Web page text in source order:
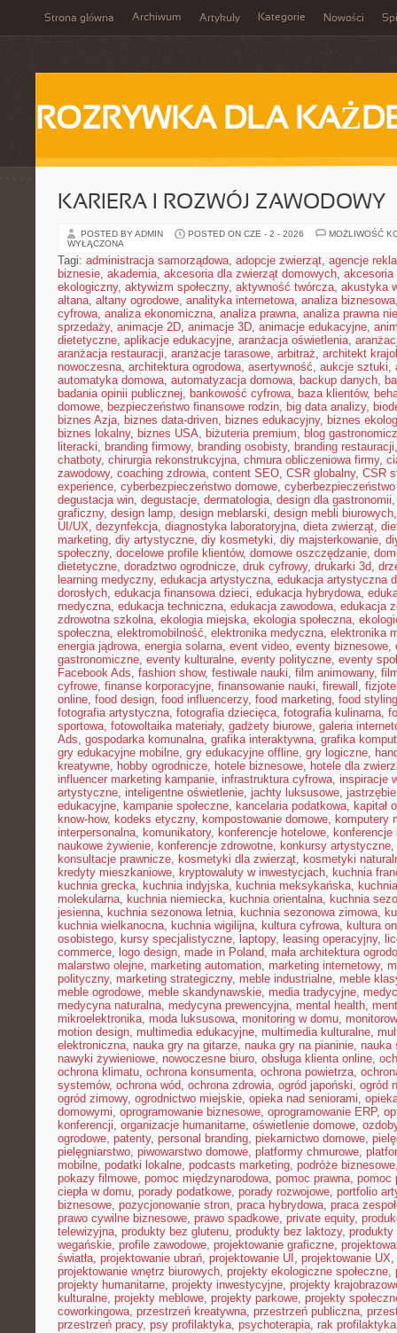
Strona główna Archiwum Artykuły Kategorie Nowości
ROZRYWKA DLA
KARIERA I ROZWÓJ ZAWODOWY
POSTED BY ADMIN POSTED ON CZE - 2 - 2026
MOŻLIWOŚĆ
WYŁĄCZONA
Tagi: administracja samorządowa, adopcje zwierząt, agencje
biznesie, akademia, akcesoria dla zwierząt domowych, akcesoria
ekologiczny, aktywizm społeczny, aktywność twórcza, akustyka
altana, altany ogrodowe, analityka internetowa, analiza biznesowa
cyfrowa, analiza ekonomiczna, analiza prawna, analiza prawna
sprzedaży, animacje 2D, animacje 3D, animacje edukacyjne,
dietetyczne, aplikacje edukacyjne, aranżacja oświetlenia,
aranżacja restauracji, aranżacje tarasowe, arbitraż, architekt
nowoczesna, architektura ogrodowa, asertywność, aukcje sztuki,
automatyka domowa, automatyzacja domowa, backup danych,
badania opinii publicznej, bankowość cyfrowa, baza klientów,
domowe, bezpieczeństwo finansowe rodzin, big data analizy,
biznes Azja, biznes data-driven, biznes edukacyjny, biznes
biznes lokalny, biznes USA, biżuteria premium, blog
literacki, branding firmowy, branding osobisty, branding restauracji
chatboty, chirurgia rekonstrukcyjna, chmura obliczeniowa firmy,
zawodowy, coaching zdrowia, content SEO, CSR globalny, CSR
experience, cyberbezpieczeństwo domowe,
degustacja win, degustacje, dermatologia, design dla gastronomii
graficzny, design lamp, design meblarski, design mebli biurowych
UI/UX, dezynfekcja, diagnostyka laboratoryjna, dieta zwierząt,
marketing, diy artystyczne, diy kosmetyki, diy majsterkowanie,
społeczny, docelowe profile klientów, domowe oszczędzanie,
dietetyczne, doradztwo ogrodnicze, druk cyfrowy, drukarki 3d,
learning medyczny, edukacja artystyczna, edukacja artystyczna
dorosłych, edukacja finansowa dzieci, edukacja hybrydowa,
medyczna, edukacja techniczna, edukacja zawodowa, edukacja
zdrowotna szkolna, ekologia miejska, ekologia społeczna,
społeczna, elektromobilność, elektronika medyczna, elektronika
energia jądrowa, energia solarna, event video, eventy biznesowe,
gastronomiczne, eventy kulturalne, eventy polityczne, eventy
Facebook Ads, fashion show, festiwale nauki, film animowany,
cyfrowe, finanse korporacyjne, finansowanie nauki, firewall ,
online, food design, food influencerzy, food marketing, food styling
fotografia artystyczna, fotografia dziecięca, fotografia kulinarna,
sportowa, fotowoltaika materiały, gadżety biurowe, galeria
Ads, gospodarka komunalna, grafika interaktywna, grafika
gry edukacyjne mobilne, gry edukacyjne offline, gry logiczne,
kreatywne, hobby ogrodnicze, hotele biznesowe, hotele dla
influencer marketing kampanie, infrastruktura cyfrowa, inspiracje
artystyczne, inteligentne oświetlenie, jachty luksusowe,
edukacyjne, kampanie społeczne, kancelaria podatkowa, kapitał
know-how, kodeks etyczny, kompostowanie domowe, komputery
interpersonalna, komunikatory, konferencje hotelowe, konferencje
naukowe żywienie, konferencje zdrowotne, konkursy artystyczne,
konsultacje prawnicze, kosmetyki dla zwierząt, kosmetyki
kredyty mieszkaniowe, kryptowaluty w inwestycjach, kuchnia
kuchnia grecka, kuchnia indyjska, kuchnia meksykańska,
molekularna, kuchnia niemiecka, kuchnia orientalna, kuchnia
jesienna, kuchnia sezonowa letnia, kuchnia sezonowa zimowa,
kuchnia wielkanocna, kuchnia wigilijna, kultura cyfrowa, kultura
osobistego, kursy specjalistyczne, laptopy, leasing operacyjny,
commerce, logo design, made in Poland, mała architektura
malarstwo olejne, marketing automation, marketing internetowy,
polityczny, marketing strategiczny, meble industrialne, meble
meble ogrodowe, meble skandynawskie, media tradycyjne,
medycyna naturalna, medycyna prewencyjna, mental health,
mikroelektronika, moda luksusowa, monitoring w domu,
motion design, multimedia edukacyjne, multimedia kulturalne,
elektroniczna, nauka gry na gitarze, nauka gry na pianinie, nauka
nawyki żywieniowe, nowoczesne biuro, obsługa klienta online,
ochrona klimatu, ochrona konsumenta, ochrona powietrza,
systemów, ochrona wód, ochrona zdrowia, ogród japoński, ogród
ogród zimowy, ogrodnictwo miejskie, opieka nad seniorami,
domowymi, oprogramowanie biznesowe, oprogramowanie ERP,
konferencji, organizacje humanitarne, oświetlenie domowe,
ogrodowe, patenty, personal branding, piekarnictwo domowe,
pielęgniarstwo, piwowarstwo domowe, platformy chmurowe,
mobilne, podatki lokalne, podcasts marketing, podróże biznesowe
pokazy filmowe, pomoc międzynarodowa, pomoc prawna, pomoc
ciepła w domu, porady podatkowe, porady rozwojowe, portfolio
biznesowe, pozycjonowanie stron, praca hybrydowa, praca
prawo cywilne biznesowe, prawo spadkowe, private equity,
telewizyjna, produkty bez glutenu, produkty bez laktozy, produkty
wegańskie, profile zawodowe, projektowanie graficzne,
światła, projektowanie ubrań, projektowanie UI , projektowanie UX,
projektowanie wnętrz biurowych, projekty ekologiczne społeczne,
projekty humanitarne, projekty inwestycyjne, projekty
kulturalne, projekty meblowe, projekty parkowe, projekty
coworkingowa, przestrzeń kreatywna, przestrzeń publiczna,
przestrzeń pracy, psy profilaktyka, psychoterapia, rak profilaktyka